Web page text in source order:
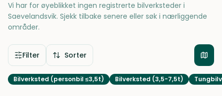
Vi har for øyeblikket ingen registrerte bilverksteder i
Saevelandsvik. Sjekk tilbake senere eller søk i nærliggende
områder.
Filter Sorter
Bilverksted (personbil ≤3,5t) Bilverksted (3,5-7,5t)